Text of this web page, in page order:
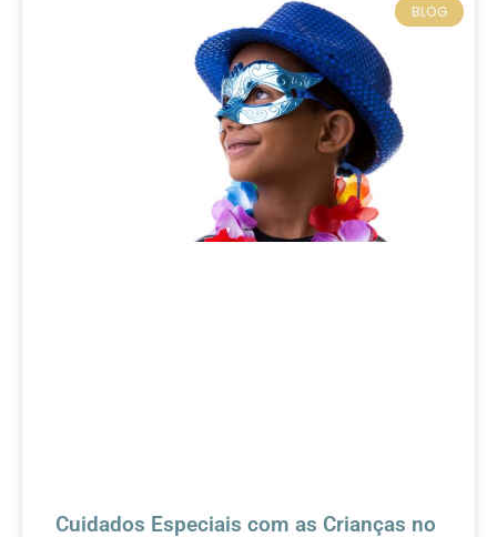
BLOG
Cuidados Especiais com as Crianças no